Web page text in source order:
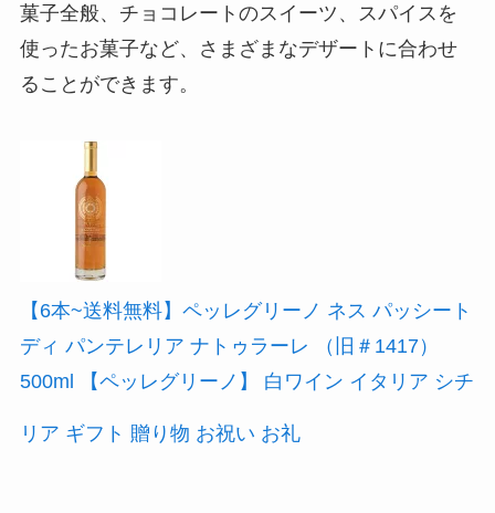
菓子全般、チョコレートのスイーツ、スパイスを
使ったお菓子など、さまざまなデザートに合わせ
ることができます。
【6本~送料無料】ペッレグリーノ ネス パッシート
ディ パンテレリア ナトゥラーレ （旧＃1417）
500ml 【ペッレグリーノ】 白ワイン イタリア シチ
リア ギフト 贈り物 お祝い お礼